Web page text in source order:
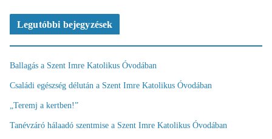
Legutóbbi bejegyzések
Ballagás a Szent Imre Katolikus Óvodában
Családi egészség délután a Szent Imre Katolikus Óvodában
„Teremj a kertben!”
Tanévzáró hálaadó szentmise a Szent Imre Katolikus Óvodában